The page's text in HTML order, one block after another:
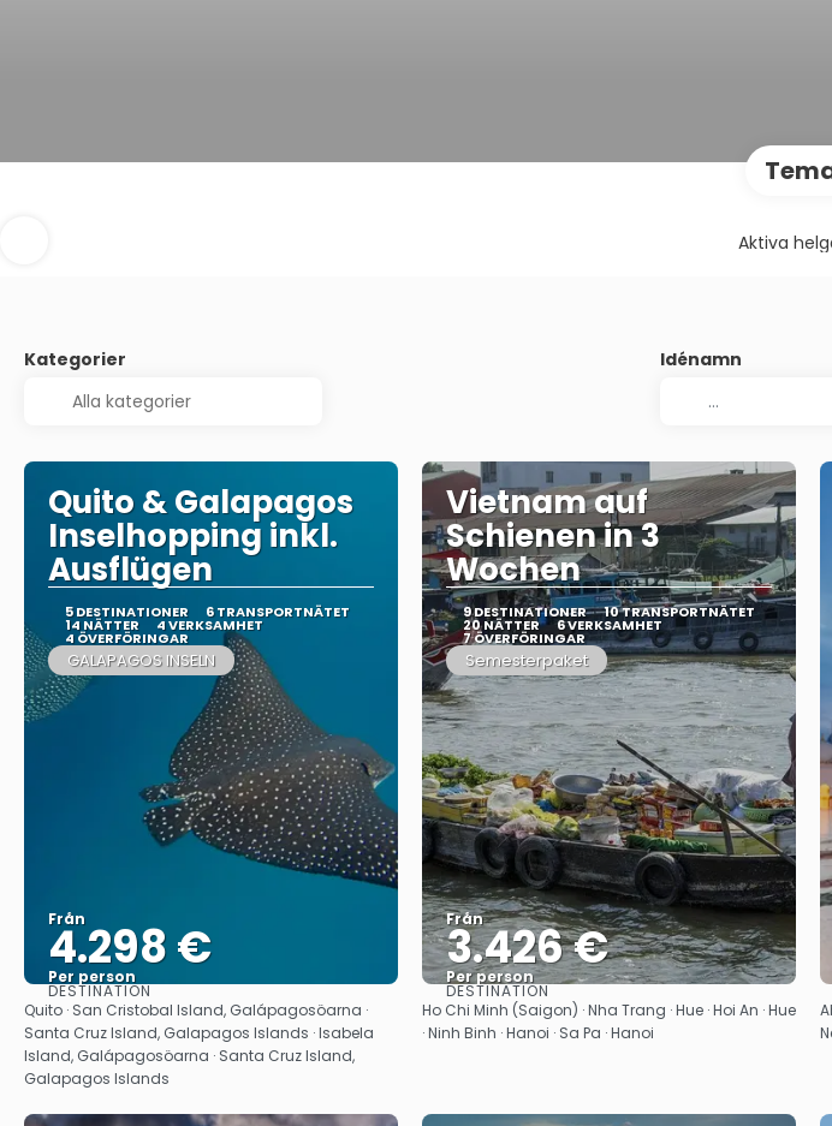
Aktiva
Kategorier Idénamn
Quito & Galapagos
Inselhopping inkl.
Ausflügen
5 DESTINATIONER 6 TRANSPORTNÄTET
14 NÄTTER 4 VERKSAMHET
4 ÖVERFÖRINGAR
GALAPAGOS INSELN
Från
4.298 €
Per person
Se
DESTINATION
Quito · San Cristobal Island, Galápagosöarna ·
Santa Cruz Island, Galapagos Islands · Isabela
Island, Galápagosöarna · Santa Cruz Island,
Galapagos Islands
Vietnam auf
Schienen in 3
Wochen
9 DESTINATIONER 10 TRANSPORTNÄTET
20 NÄTTER 6 VERKSAMHET
7 ÖVERFÖRINGAR
Semesterpaket
Från
3.426 €
Per person
Se
DESTINATION
Ho Chi Minh (Saigon) · Nha Trang · Hue · Hoi An · Hue
· Ninh Binh · Hanoi · Sa Pa · Hanoi